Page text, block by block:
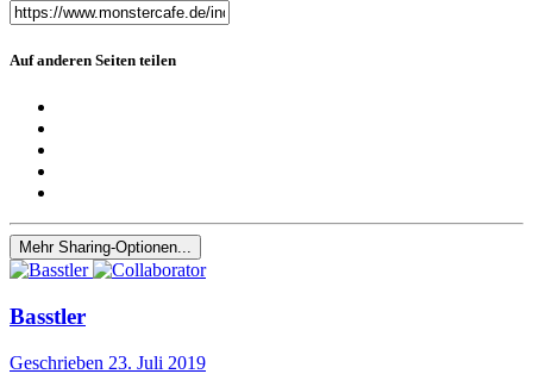
Auf anderen Seiten teilen
Mehr Sharing-Optionen...
Basstler
Geschrieben 23. Juli 2019